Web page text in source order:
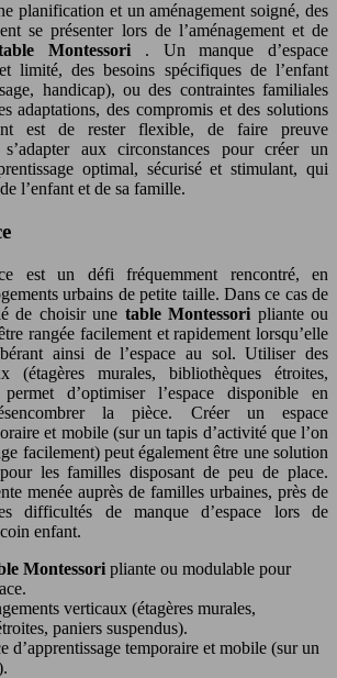
planification et un aménagement soigné, des
se présenter lors de l’aménagement et de
Montessori . Un manque d’espace
limité, des besoins spécifiques de l’enfant
handicap), ou des contraintes familiales
adaptations, des compromis et des solutions
est de rester flexible, de faire preuve
aux circonstances pour créer un
optimal, sécurisé et stimulant, qui
l’enfant et de sa famille.
est un défi fréquemment rencontré, en
urbains de petite taille. Dans ce cas de
de choisir une table Montessori pliante ou
rangée facilement et rapidement lorsqu’elle
ainsi de l’espace au sol. Utiliser des
(étagères murales, bibliothèques étroites,
d’optimiser l’espace disponible en
la pièce. Créer un espace
et mobile (sur un tapis d’activité que l’on
facilement) peut également être une solution
les familles disposant de peu de place.
menée auprès de familles urbaines, près de
difficultés de manque d’espace lors de
enfant.
Montessori pliante ou modulable pour
verticaux (étagères murales,
paniers suspendus).
d’apprentissage temporaire et mobile (sur un